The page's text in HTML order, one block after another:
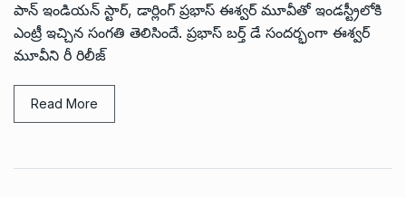
పాన్ ఇండియన్ స్టార్, డార్లింగ్ ప్రభాస్ ఈశ్వర్ మూవీతో ఇండస్ట్రీలోకి
ఎంట్రీ ఇచ్చిన సంగతి తెలిసిందే. ప్రభాస్ బర్త్ డే సందర్భంగా ఈశ్వర్
మూవీని రీ రిలీజ్
Read More